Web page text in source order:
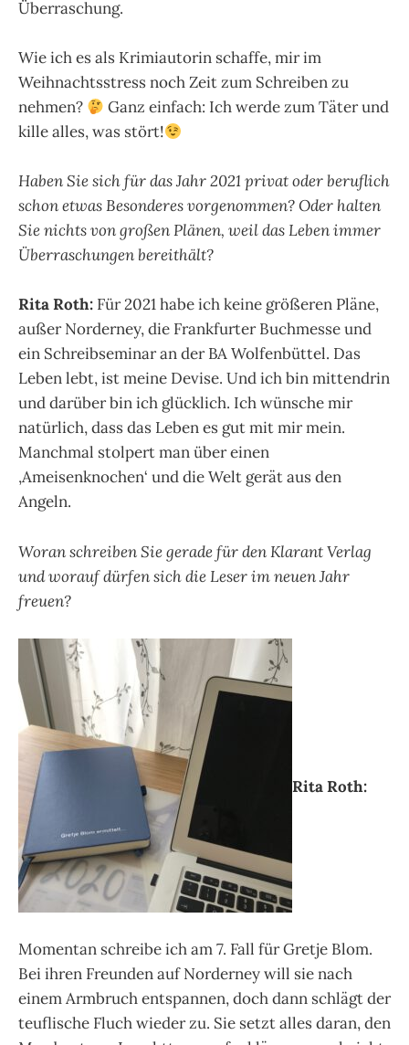
Überraschung.
Wie ich es als Krimiautorin schaffe, mir im
Weihnachtsstress noch Zeit zum Schreiben zu
nehmen?
Ganz einfach: Ich werde zum Täter und
kille alles, was stört!
Haben Sie sich für das Jahr 2021 privat oder beruflich
schon etwas Besonderes vorgenommen? Oder halten
Sie nichts von großen Plänen, weil das Leben immer
Überraschungen bereithält?
Rita Roth: Für 2021 habe ich keine größeren Pläne,
außer Norderney, die Frankfurter Buchmesse und
ein Schreibseminar an der BA Wolfenbüttel. Das
Leben lebt, ist meine Devise. Und ich bin mittendrin
und darüber bin ich glücklich. Ich wünsche mir
natürlich, dass das Leben es gut mit mir mein.
Manchmal stolpert man über einen
‚Ameisenknochen‘ und die Welt gerät aus den
Angeln.
Woran schreiben Sie gerade für den Klarant Verlag
und worauf dürfen sich die Leser im neuen Jahr
freuen?
Rita Roth:
Momentan schreibe ich am 7. Fall für Gretje Blom.
Bei ihren Freunden auf Norderney will sie nach
einem Armbruch entspannen, doch dann schlägt der
teuflische Fluch wieder zu. Sie setzt alles daran, den